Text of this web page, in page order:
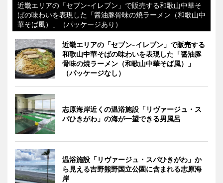
近畿エリアの「セブン-イレブン」で販売する和歌山中華そ
ばの味わいを表現した「醤油豚骨味の焼ラーメン（和歌山中
華そば風）」（パッケージあり）
近畿エリアの「セブン-イレブン」で販売する
和歌山中華そばの味わいを表現した「醤油豚
骨味の焼ラーメン（和歌山中華そば風）」
（パッケージなし）
志原海岸近くの温浴施設「リヴァージュ・ス
パひきがわ」の海が一望できる男風呂
温浴施設「リヴァージュ・スパひきがわ」か
ら見える吉野熊野国立公園に含まれる志原海
岸